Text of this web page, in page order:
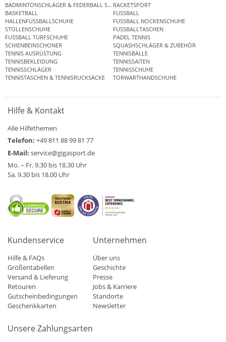
BADMINTONSCHLÄGER & FEDERBALL SETSRACKETSPORT
BASKETBALL
FUSSBALL
HALLENFUSSBALLSCHUHE
FUSSBALL NOCKENSCHUHE
STOLLENSCHUHE
FUSSBALLTASCHEN
FUSSBALL TURFSCHUHE
PADEL TENNIS
SCHIENBEINSCHONER
SQUASHSCHLÄGER & ZUBEHÖR
TENNIS AUSRÜSTUNG
TENNISBÄLLE
TENNISBEKLEIDUNG
TENNISSAITEN
TENNISSCHLÄGER
TENNISSCHUHE
TENNISTASCHEN & TENNISRUCKSÄCKE
TORWARTHANDSCHUHE
Hilfe & Kontakt
Alle Hilfethemen
Telefon: +49 811 88 99 81 77
E-Mail: service@gigasport.de
Mo. – Fr. 9.30 bis 18.30 Uhr
Sa. 9.30 bis 18.00 Uhr
Kundenservice
Hilfe & FAQs
Größentabellen
Versand & Lieferung
Retouren
Gutscheinbedingungen
Geschenkkarten
Unternehmen
Über uns
Geschichte
Presse
Jobs & Karriere
Standorte
Newsletter
Unsere Zahlungsarten